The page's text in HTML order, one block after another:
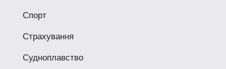
Спорт
Страхування
Судноплавство